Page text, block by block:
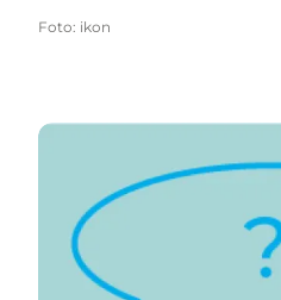
Foto: ikon
Hvordan kan vi?